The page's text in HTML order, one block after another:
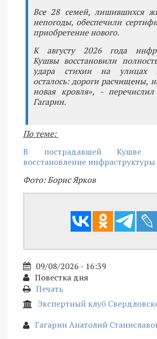
Все 28 семей, лишившихся
непогоды, обеспечили
приобретение нового.
К августу 2026 года
Кушвы восстановили
удара стихии на улицах
осталось: дороги расчищены,
новая кровля», -
Гагарин.
По теме:
В пострадавшей Кушве
восстановление инфраструктуры
Фото: Борис Ярков
09/08/2026 - 16:39
Повестка дня
Печать
Экспертный клуб
Гагарин Анатолий